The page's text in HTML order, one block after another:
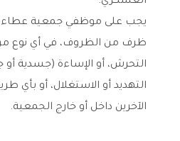
يجب على موظفي جمعية عطاء
ظرف من الظروف، في أي نوع من
التحرش، أو الإساءة (جسدية أو
التهديد أو الاستغلال، أو بأي
الآخرين داخل أو خارج الجمعية.